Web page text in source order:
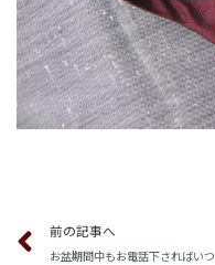
前の記事へ